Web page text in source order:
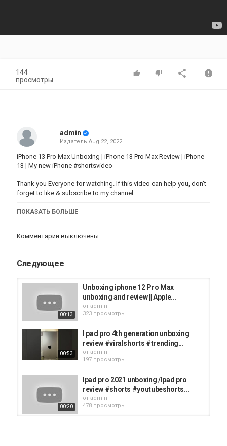
144
просмотры
admin
Издатель Aug 22, 2022
iPhone 13 Pro Max Unboxing | iPhone 13 Pro Max Review | iPhone
13 | My new iPhone #shortsvideo
Thank you Everyone for watching. If this video can help you, don't
forget to like & subscribe to my channel.
Категория
ПОКАЗАТЬ БОЛЬШЕ
Комментарии выключены
Следующее
00:13
Unboxing iphone 12 Pro Max
unboxing and review || Apple...
от admin
323 просмотры
00:53
I pad pro 4th generation unboxing
review #viralshorts #trending...
от admin
197 просмотры
00:20
Ipad pro 2021 unboxing /Ipad pro
review #shorts #youtubeshorts...
от admin
478 просмотры